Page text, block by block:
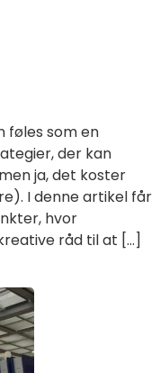
føles som en
der kan
ja, det koster
I denne artikel får
hvor
råd til at […]